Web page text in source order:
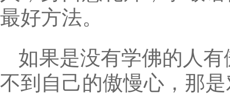
最好方法。
如果是没有学佛的人
不到自己的傲慢心，那